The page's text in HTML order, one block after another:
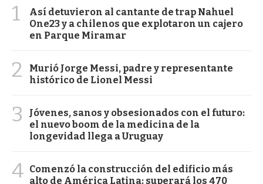
1
Así detuvieron al cantante de trap Nahuel
One23 y a chilenos que explotaron un cajero
en Parque Miramar
2
Murió Jorge Messi, padre y representante
histórico de Lionel Messi
3
Jóvenes, sanos y obsesionados con el futuro:
el nuevo boom de la medicina de la
longevidad llega a Uruguay
4 Comenzó la construcción del edificio más
alto de América Latina: superará los 470